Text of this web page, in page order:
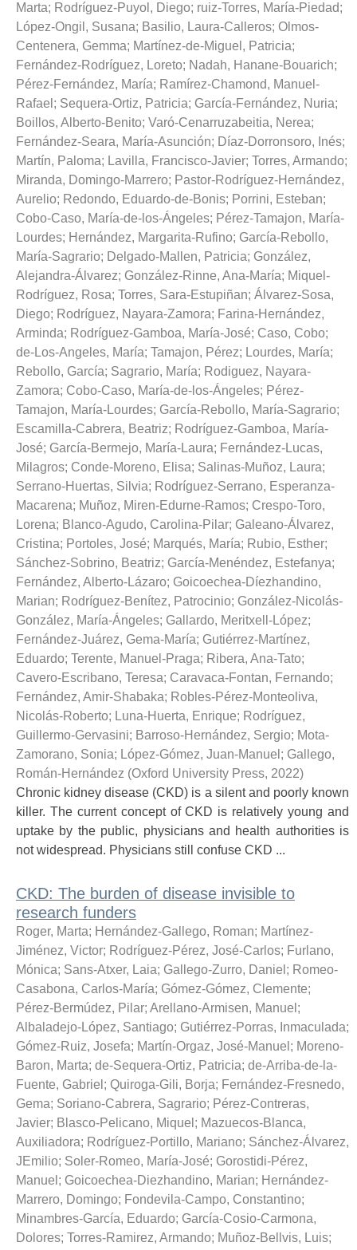
Marta; Rodríguez-Puyol, Diego; ruiz-Torres, María-Piedad;
López-Ongil, Susana; Basilio, Laura-Calleros; Olmos-
Centenera, Gemma; Martínez-de-Miguel, Patricia;
Fernández-Rodríguez, Loreto; Nadah, Hanane-Bouarich;
Pérez-Fernández, María; Ramírez-Chamond, Manuel-
Rafael ; Sequera-Ortiz, Patricia; García-Fernández, Nuria;
Boillos, Alberto-Benito; Varó-Cenarruzabeitia, Nerea;
Fernández-Seara, María-Asunción; Díaz-Dorronsoro, Inés;
Martín, Paloma; Lavilla, Francisco-Javier; Torres, Armando;
Miranda, Domingo-Marrero; Pastor-Rodríguez-Hernández,
Aurelio; Redondo, Eduardo-de-Bonis; Porrini, Esteban;
Cobo-Caso, María-de-los-Ángeles; Pérez-Tamajon, María-
Lourdes; Hernández, Margarita-Rufino; García-Rebollo,
María-Sagrario; Delgado-Mallen, Patricia; González,
Alejandra-Álvarez; González-Rinne, Ana-María; Miquel-
Rodríguez, Rosa; Torres, Sara-Estupiñan; Álvarez-Sosa,
Diego; Rodríguez, Nayara-Zamora; Farina-Hernández,
Arminda; Rodríguez-Gamboa, María-José; Caso, Cobo;
de-Los-Angeles, María; Tamajon, Pérez; Lourdes, María;
Rebollo, García; Sagrario, María; Rodiguez, Nayara-
Zamora; Cobo-Caso, María-de-los-Ángeles; Pérez-
Tamajon, María-Lourdes; García-Rebollo, María-Sagrario;
Escamilla-Cabrera, Beatriz; Rodríguez-Gamboa, María-
José; García-Bermejo, María-Laura; Fernández-Lucas,
Milagros; Conde-Moreno, Elisa; Salinas-Muñoz, Laura;
Serrano-Huertas, Silvia; Rodríguez-Serrano, Esperanza-
Macarena; Muñoz, Miren-Edurne-Ramos; Crespo-Toro,
Lorena; Blanco-Agudo, Carolina-Pilar; Galeano-Álvarez,
Cristina; Portoles, José; Marqués, María; Rubio, Esther;
Sánchez-Sobrino, Beatriz; García-Menéndez, Estefanya;
Fernández, Alberto-Lázaro; Goicoechea-Díezhandino,
Marian; Rodríguez-Benítez, Patrocinio; González-Nicolás-
González, María-Ángeles; Gallardo, Meritxell-López;
Fernández-Juárez, Gema-María; Gutiérrez-Martínez,
Eduardo; Terente, Manuel-Praga; Ribera, Ana-Tato;
Cavero-Escribano, Teresa; Caravaca-Fontan, Fernando;
Fernández, Amir-Shabaka; Robles-Pérez-Monteoliva,
Nicolás-Roberto; Luna-Huerta, Enrique; Rodríguez,
Guillermo-Gervasini; Barroso-Hernández, Sergio; Mota-
Zamorano, Sonia; López-Gómez, Juan-Manuel ; Gallego,
Román-Hernández (Oxford University Press, 2022)
Chronic kidney disease (CKD) is a silent and poorly known
killer. The current concept of CKD is relatively young and
uptake by the public, physicians and health authorities is
not widespread. Physicians still confuse CKD ...
CKD: The burden of disease invisible to
research funders
Roger, Marta; Hernández-Gallego, Roman; Martínez-
Jiménez, Victor; Rodríguez-Pérez, José-Carlos; Furlano,
Mónica; Sans-Atxer, Laia; Gallego-Zurro, Daniel ; Romeo-
Casabona, Carlos-María; Gómez-Gómez, Clemente;
Pérez-Bermúdez, Pilar; Arellano-Armisen, Manuel ;
Albaladejo-López, Santiago; Gutiérrez-Porras, Inmaculada;
Gómez-Ruiz, Josefa; Martín-Orgaz, José-Manuel ; Moreno-
Baron, Marta; de-Sequera-Ortiz, Patricia; de-Arriba-de-la-
Fuente, Gabriel ; Quiroga-Gili, Borja; Fernández-Fresnedo,
Gema; Soriano-Cabrera, Sagrario; Pérez-Contreras,
Javier; Blasco-Pelicano, Miquel ; Mazuecos-Blanca,
Auxiliadora; Rodríguez-Portillo, Mariano; Sánchez-Álvarez,
JEmilio; Soler-Romeo, María-José; Gorostidi-Pérez,
Manuel ; Goicoechea-Diezhandino, Marian; Hernández-
Marrero, Domingo; Fondevila-Campo, Constantino;
Minambres-García, Eduardo; García-Cosio-Carmona,
Dolores; Torres-Ramirez, Armando; Muñoz-Bellvis, Luis;